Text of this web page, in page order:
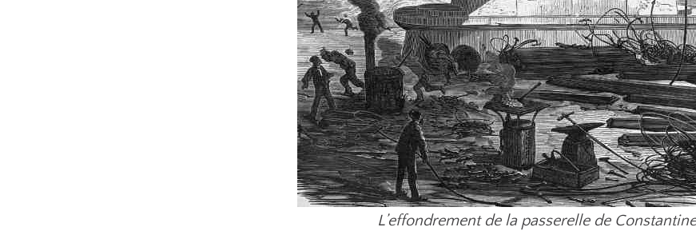
L’effondrement de la passerelle de Constantine